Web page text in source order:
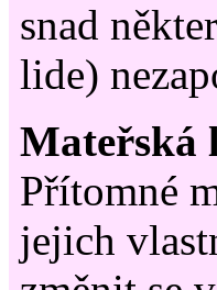
snad
lide)
Mateřská
Přítomné
jejich